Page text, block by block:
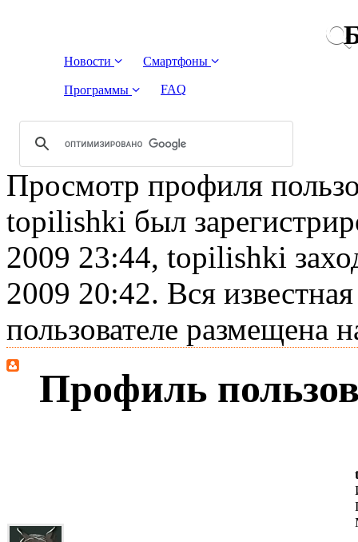
Новости Смартфоны
Программы FAQ
Просмотр профиля
topilishki был
2009 23:44, topilishki
2009 20:42. Вся
пользователе размещена
Профиль